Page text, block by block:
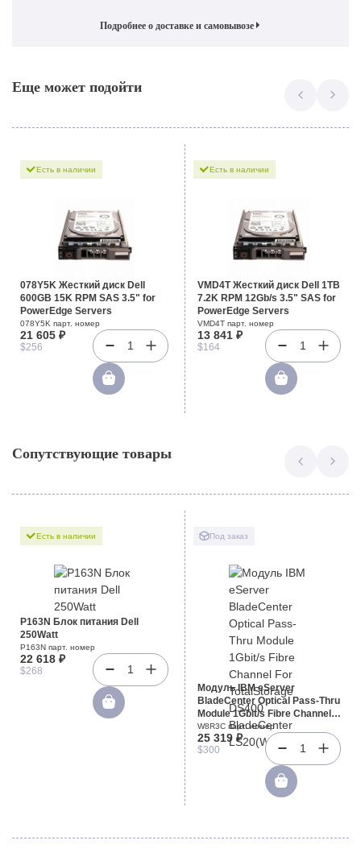
Подробнее о доставке и самовывозе
Еще может подойти
Есть в наличии
078Y5K Жесткий диск Dell
600GB 15K RPM SAS 3.5" for
PowerEdge Servers
078Y5K парт. номер
21 605 ₽
$256 1
Есть в наличии
VMD4T Жесткий диск Dell 1TB
7.2K RPM 12Gb/s 3.5" SAS for
PowerEdge Servers
VMD4T парт. номер
13 841 ₽
$164 1
Сопутствующие товары
Есть в наличии
P163N Блок питания Dell
250Watt
P163N парт. номер
22 618 ₽
$268 1
Под заказ
Модуль IBM eServer
BladeCenter Optical Pass-Thru
Module 1Gbit/s Fibre Channel
For TotalStorage DS400
BladeCenter LS20(W8R3C)
W8R3C парт. номер
25 319 ₽
$300 1